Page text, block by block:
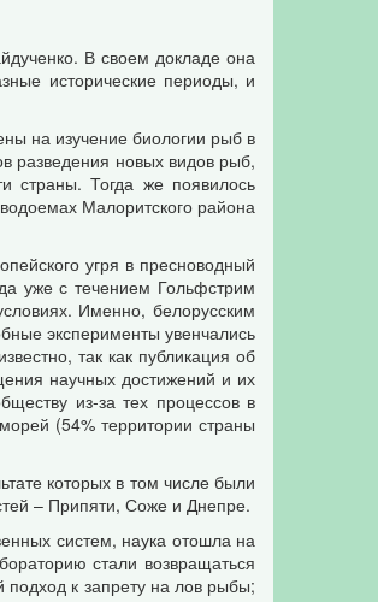
В своем докладе она
исторические периоды, и
на изучение биологии рыб в
разведения новых видов рыб,
страны. Тогда же появилось
Малоритского района
угря в пресноводный
уже с течением Гольфстрим
Именно, белорусским
эксперименты увенчались
так как публикация об
научных достижений и их
из-за тех процессов в
(54% территории страны
которых в том числе были
– Припяти, Соже и Днепре.
систем, наука отошла на
стали возвращаться
к запрету на лов рыбы;